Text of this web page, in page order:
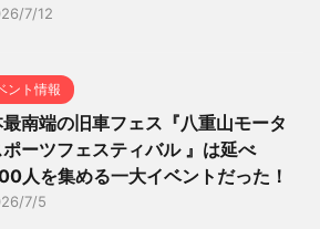
7/12
ント情報
最南端の旧車フェス『八重山モータ
ポーツフェスティバル 』は延べ
人を集める一大イベントだった！
7/5